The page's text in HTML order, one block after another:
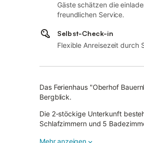
Gäste schätzen die
freundlichen Service.
Selbst-Check-in
Flexible Anreisezeit durch
Das Ferienhaus "Oberhof
Bergblick.
Die 2-stöckige Unterkunft
Schlafzimmern und 5
Zur Ausstattung gehören
Mehr anzeigen